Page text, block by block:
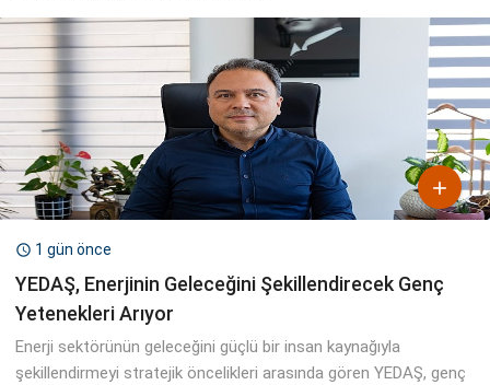

 1 gün önce
YEDAŞ, Enerjinin Geleceğini Şekillendirecek Genç
Yetenekleri Arıyor
Enerji sektörünün geleceğini güçlü bir insan kaynağıyla
şekillendirmeyi stratejik öncelikleri arasında gören YEDAŞ, genç